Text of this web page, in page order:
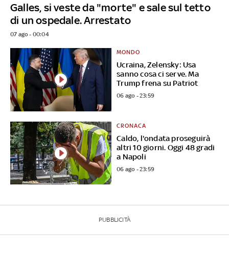
Galles, si veste da "morte" e sale sul tetto
di un ospedale. Arrestato
07 ago - 00:04
Ucraina, Zelensky: Usa
sanno cosa ci serve. Ma
Trump frena su Patriot
MONDO
06 ago - 23:59
Caldo, l'ondata proseguirà
altri 10 giorni. Oggi 48 gradi
a Napoli
CRONACA
06 ago - 23:59
PUBBLICITÀ